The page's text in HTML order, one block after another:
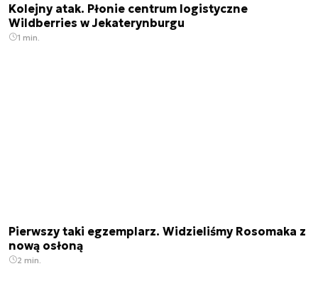
Kolejny atak. Płonie centrum logistyczne
Wildberries w Jekaterynburgu
1 min.
Pierwszy taki egzemplarz. Widzieliśmy Rosomaka z
nową osłoną
2 min.